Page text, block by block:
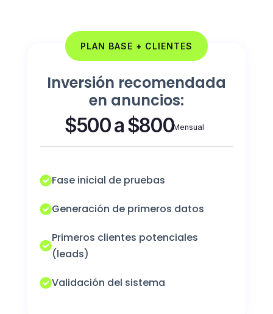
PLAN BASE + CLIENTES
Inversión recomendada
en anuncios:
$500 a $800Mensual
Fase inicial de pruebas
Generación de primeros datos
Primeros clientes potenciales
(leads)
Validación del sistema